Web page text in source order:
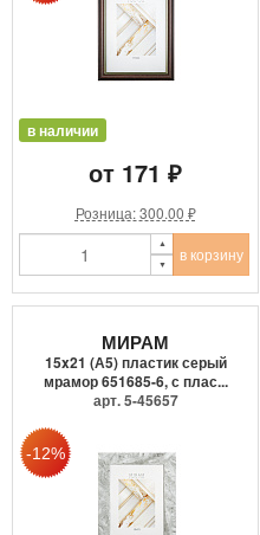
в наличии
от 171 ₽
Розница: 300.00 ₽
в корзину
МИРАМ
15x21 (А5) пластик серый
мрамор 651685-6, с плас...
арт. 5-45657